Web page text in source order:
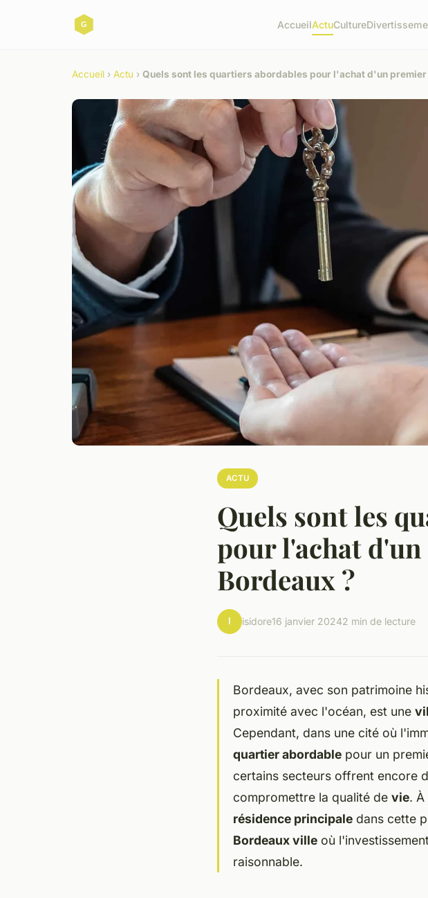
AccueilActuCulture
Accueil › Actu › Quels sont les quartiers abordables pour l'achat d'un premier
ACTU
Quels sont les
pour l'achat
Bordeaux ?
I isidore16 janvier 20242 min de lecture
Bordeaux, avec son patrimoine
proximité avec l'océan, est une
Cependant, dans une cité où l'
quartier abordable pour un
certains secteurs offrent encore
compromettre la qualité de vie.
résidence principale dans cette
Bordeaux ville où l'
raisonnable.